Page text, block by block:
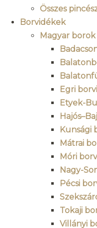
Összes
Borvidékek
Magyar borok
Egri
Etyek-
Kunsági
Mátrai
Móri
Nagy-
Pécsi
Tokaji
Villányi